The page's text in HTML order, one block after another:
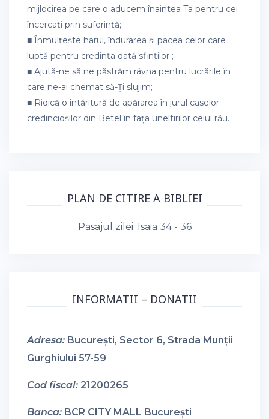
mijlocirea pe care o aducem înaintea Ta pentru cei
încercați prin suferință;
■ Înmulțește harul, îndurarea și pacea celor care
luptă pentru credința dată sfinților ;
■ Ajută-ne să ne păstrăm râvna pentru lucrările în
care ne-ai chemat să-Ți slujim;
■ Ridică o întăritură de apărarea în jurul caselor
credincioșilor din Betel în fața uneltirilor celui rău.
PLAN DE CITIRE A BIBLIEI
Pasajul zilei: Isaia 34 - 36
INFORMATII – DONATII
Adresa: București, Sector 6, Strada Munții
Gurghiului 57-59
Cod fiscal: 21200265
Banca: BCR CITY MALL București